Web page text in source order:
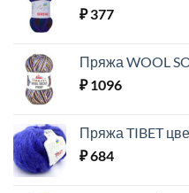
₽377
Пряжа WOOL
₽1096
Пряжа TIBET
₽684